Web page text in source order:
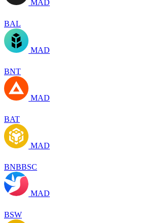
MAD
BAL
MAD
BNT
MAD
BAT
MAD
BNBBSC
MAD
BSW